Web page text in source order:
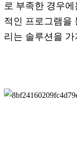
로 부족한 경우
적인 프로 그램을
리 는 솔루션 을 가